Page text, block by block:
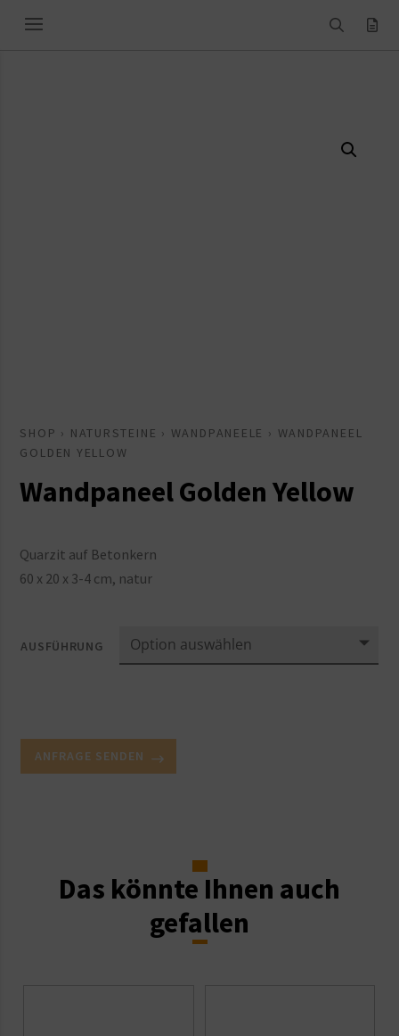
SHOP › NATURSTEINE › WANDPANEELE › WANDPANEEL
GOLDEN YELLOW
Wandpaneel Golden Yellow
Quarzit auf Betonkern
60 x 20 x 3-4 cm, natur
AUSFÜHRUNG
ANFRAGE SENDEN
Das könnte Ihnen auch
gefallen